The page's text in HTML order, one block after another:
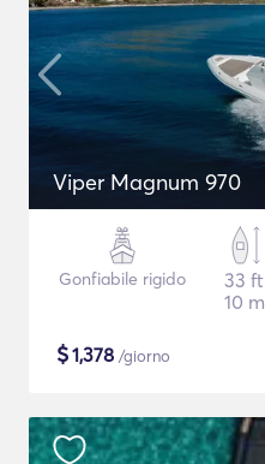
Viper Magnum 970
Gonfiabile rigido
33 ft
10 m
$1,378 /giorno